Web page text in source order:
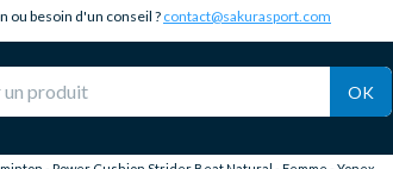
ou besoin d'un conseil ?contact@sakurasport.com
OK